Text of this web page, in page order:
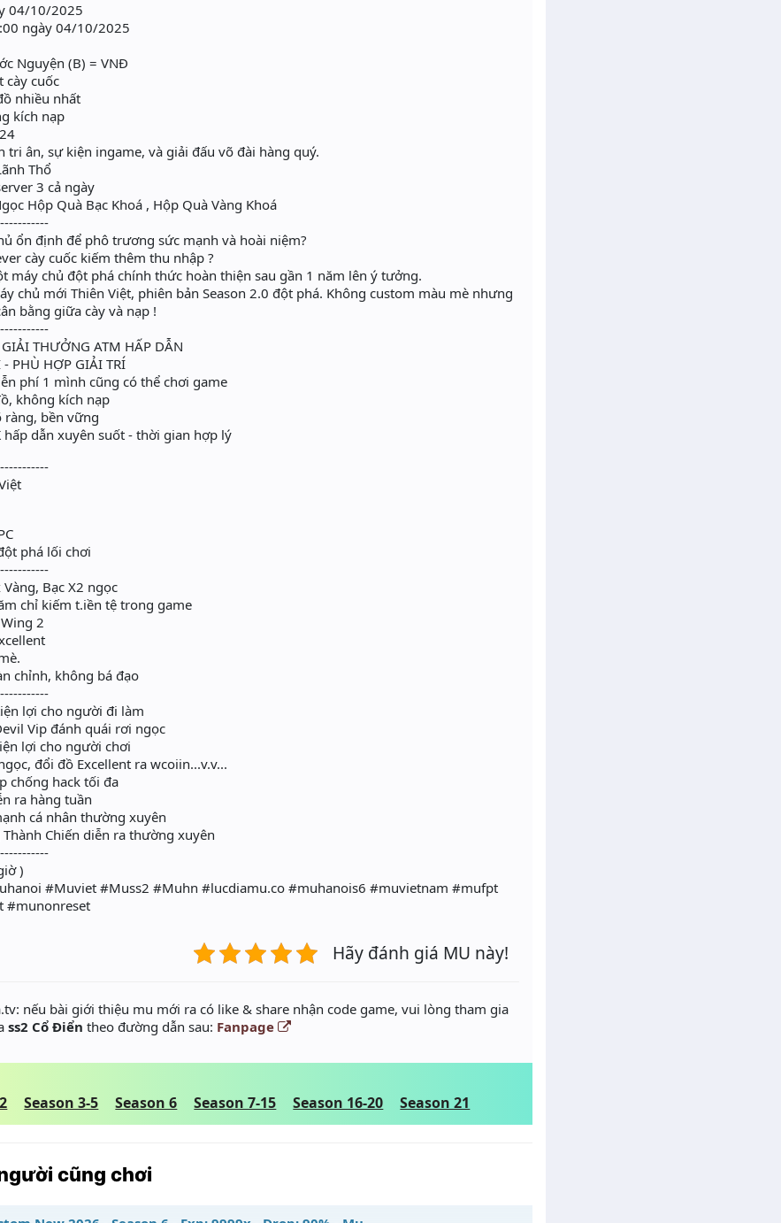
04/10/2025
ngày 04/10/2025
Nguyện (B) = VNĐ
cuốc
nhiều nhất
kích nạp
ân, sự kiện ingame, và giải đấu võ đài hàng quý.
Thổ
3 cả ngày
Hộp Quà Bạc Khoá , Hộp Quà Vàng Khoá
ổn định để phô trương sức mạnh và hoài niệm?
cày cuốc kiếm thêm thu nhập ?
máy chủ đột phá chính thức hoàn thiện sau gần 1 năm lên ý tưởng.
chủ mới Thiên Việt, phiên bản Season 2.0 đột phá. Không custom màu mè nhưng
bằng giữa cày và nạp !
THƯỞNG ATM HẤP DẪN
PHÙ HỢP GIẢI TRÍ
phí 1 mình cũng có thể chơi game
không kích nạp
bền vững
dẫn xuyên suốt - thời gian hợp lý
phá lối chơi
Bạc X2 ngọc
chỉ kiếm t.iền tệ trong game
2
chỉnh, không bá đạo
lợi cho người đi làm
Vip đánh quái rơi ngọc
lợi cho người chơi
đổi đồ Excellent ra wcoiin...v.v...
chống hack tối đa
ra hàng tuần
cá nhân thường xuyên
Chiến diễn ra thường xuyên
)
#Muviet #Muss2 #Muhn #lucdiamu.co #muhanois6 #muvietnam #mufpt
#munonreset
Hãy đánh giá MU này!
nếu bài giới thiệu mu mới ra có like & share nhận code game, vui lòng tham gia
ss2 Cổ Điển theo đường dẫn sau: Fanpage
Season 3-5 Season 6 Season 7-15 Season 16-20 Season 21
cũng chơi